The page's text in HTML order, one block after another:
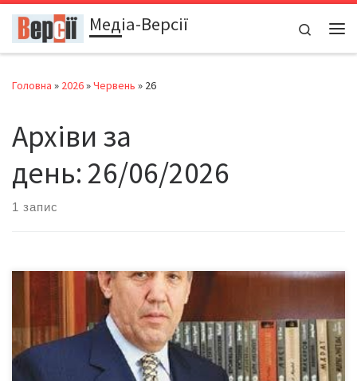
Перейти до вмістуМедіа-Версії
Search
Головна » 2026»Червень » 26
Архіви за
день: 26/06/2026
1 запис
Думка чернівчанина щодо «візиту» Ківалова до Чернівців
Якось непомітно (бо кого це взагалі хвилює?) промайнув візит
до Чернівців екс-голови Центрвиборчкому та найдорожчого
пенсіонера України – патріарха юридичної думки й батька